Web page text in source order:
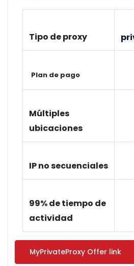
Tipo de proxy
Plan de pago
Múltiples
ubicaciones
IP no secuenciales
99% de tiempo de
actividad
MyPrivateProxy Offer link